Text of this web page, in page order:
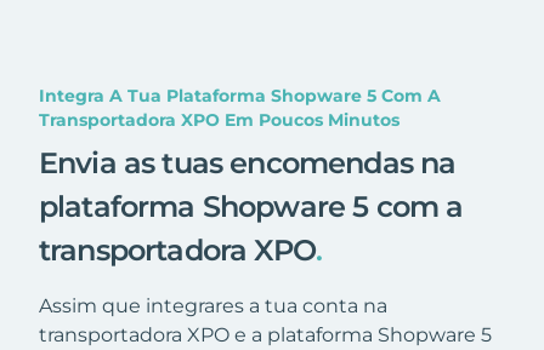
Integra A Tua Plataforma Shopware 5 Com A
Transportadora XPO Em Poucos Minutos
Envia as tuas encomendas na
plataforma Shopware 5 com a
transportadora XPO.
Assim que integrares a tua conta na
transportadora XPO e a plataforma Shopware 5